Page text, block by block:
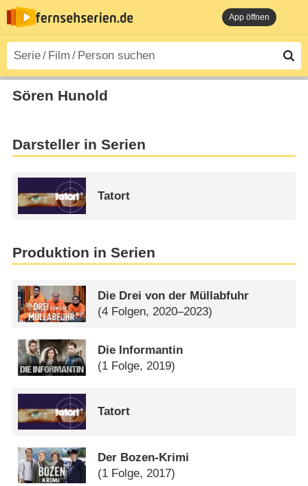
App öffnen
Sören Hunold
Darsteller in Serien
Tatort
Produktion in Serien
Die Drei von der Müllabfuhr
(4 Folgen, 2020–2023)
Die Informantin
(1 Folge, 2019)
Tatort
Der Bozen-Krimi
(1 Folge, 2017)